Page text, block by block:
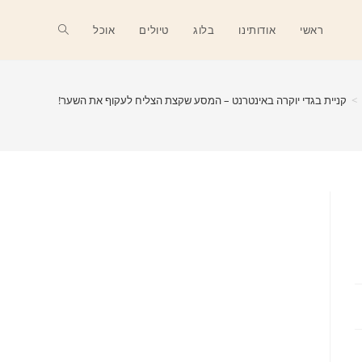
ראשי אודותינו בלוג טיולים אוכל Toggle
> קניית בגדי יוקרה באינטרנט – המסע שקצת הצליח לעקוף את השער!